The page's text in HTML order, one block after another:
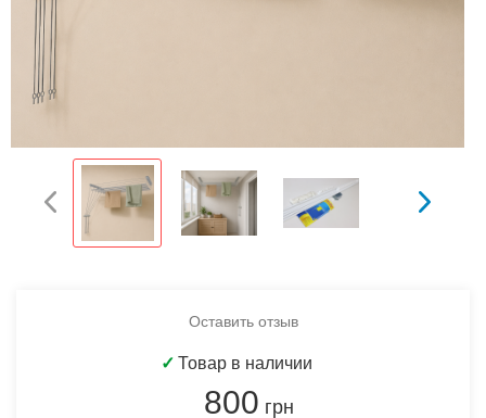
Оставить отзыв
✓ Товар в наличии
800 грн